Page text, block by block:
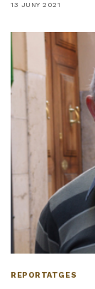
13 JUNY 2021
REPORTATGES